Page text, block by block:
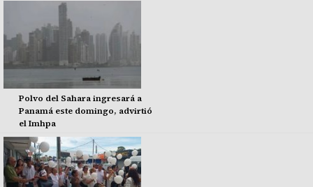
Polvo del Sahara ingresará a
Panamá este domingo, advirtió
el Imhpa